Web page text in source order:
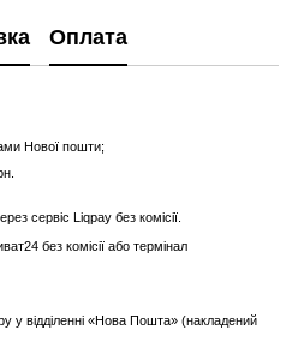
Оплата
Нової пошти;
сервіс Liqpay без комісії.
без комісії або термінал
у відділенні «Нова Пошта» (накладений